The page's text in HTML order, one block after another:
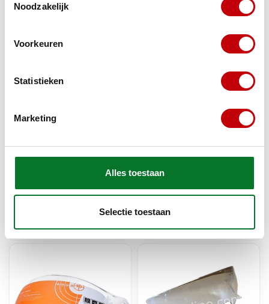
Noodzakelijk
Voorkeuren
Statistieken
Marketing
Alles toestaan
Selectie toestaan
current smoke lem
vizier jet binnen classic
smoke tornado
vizier integraal blank
€10,25